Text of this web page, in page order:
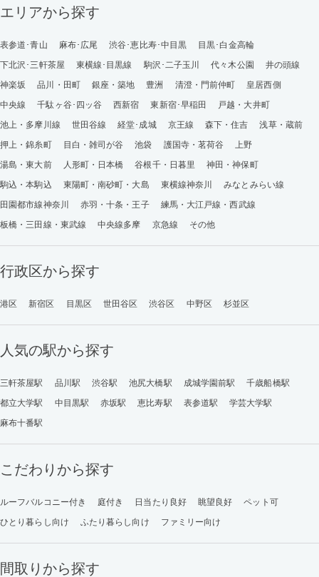
エリアから探す
表参道･青山 麻布･広尾 渋谷･恵比寿･中目黒
目黒･白金高輪
下北沢･三軒茶屋
東横線･目黒線 駒沢･二子玉川 代々木公園
井の頭線
神楽坂
品川・田町 銀座・築地 豊洲 清澄・門前仲町
皇居西側
中央線
千駄ヶ谷･四ッ谷 西新宿 東新宿･早稲田
戸越・大井町
池上・多摩川線
世田谷線 経堂･成城 京王線 森下・住吉
浅草・蔵前
押上・錦糸町
目白・雑司が谷 池袋 護国寺・茗荷谷
上野
湯島・東大前
人形町・日本橋 谷根千・日暮里
神田・神保町
駒込・本駒込
東陽町・南砂町・大島 東横線神奈川
みなとみらい線
田園都市線神奈川
赤羽・十条・王子
練馬・大江戸線・西武線
板橋・三田線・東武線
中央線多摩 京急線 その他
行政区から探す
港区 新宿区 目黒区 世田谷区 渋谷区 中野区 杉並区
人気の駅から探す
三軒茶屋駅 品川駅 渋谷駅 池尻大橋駅 成城学園前駅
千歳船橋駅
都立大学駅
中目黒駅 赤坂駅 恵比寿駅 表参道駅
学芸大学駅
麻布十番駅
こだわりから探す
ルーフバルコニー付き 庭付き 日当たり良好 眺望良好
ペット可
ひとり暮らし向け
ふたり暮らし向け ファミリー向け
間取りから探す